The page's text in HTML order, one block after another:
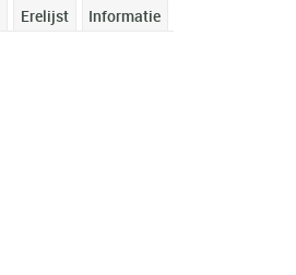
Informatie
Erelijst